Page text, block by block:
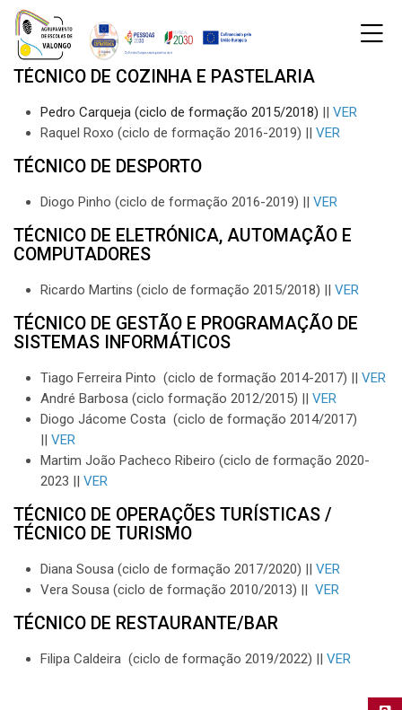
Skip to navigation
Skip to login form
Ir para o conteúdo principal
Skip to accessibility options
Skip to footer
Skip accessibility options
Página principal
Testemunhos
Testemunhos
Última alteração: sexta-feira, 5 de janeiro de 2024 às 22:39
TÉCNICO DE COZINHA E PASTELARIA
Pedro Carqueja (ciclo de formação 2015/2018) || VER
Raquel Roxo (ciclo de formação 2016-2019) || VER
TÉCNICO DE DESPORTO
Diogo Pinho (ciclo de formação 2016-2019) || VER
TÉCNICO DE ELETRÓNICA, AUTOMAÇÃO E
COMPUTADORES
Ricardo Martins (ciclo de formação 2015/2018) || VER
TÉCNICO DE GESTÃO E PROGRAMAÇÃO DE
SISTEMAS INFORMÁTICOS
Tiago Ferreira Pinto (ciclo de formação 2014-2017) || VER
André Barbosa (ciclo formação 2012/2015) || VER
Diogo Jácome Costa (ciclo de formação 2014/2017)
|| VER
Martim João Pacheco Ribeiro (ciclo de formação 2020-
2023 || VER
TÉCNICO DE OPERAÇÕES TURÍSTICAS /
TÉCNICO DE TURISMO
Diana Sousa (ciclo de formação 2017/2020) || VER
Vera Sousa (ciclo de formação 2010/2013) || VER
TÉCNICO DE RESTAURANTE/BAR
Filipa Caldeira (ciclo de formação 2019/2022) || VER